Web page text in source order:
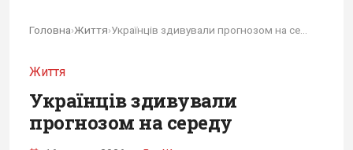
Головна›Життя›
Життя
Українців здивували
прогнозом на середу